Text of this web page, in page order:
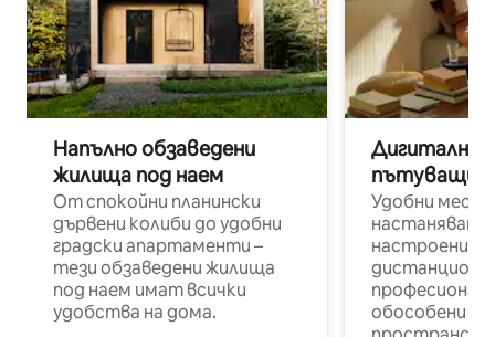
Напълно обзаведени
жилища под наем
От спокойни планински
дървени колиби до удобни
градски апартаменти –
тези обзаведени жилища
под наем имат всички
удобства на дома.
Дигитални
пътуващи
Удобни
настаняване
настроени и
обособени